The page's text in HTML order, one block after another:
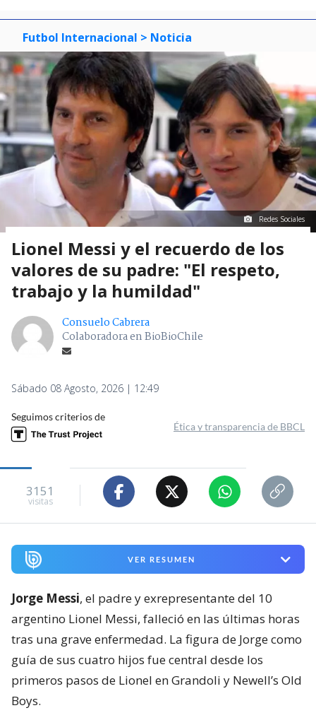
Futbol Internacional > Noticia
Redes Sociales
Lionel Messi y el recuerdo de los
valores de su padre: "El respeto,
trabajo y la humildad"
Consuelo Cabrera
Colaboradora en BioBioChile
Sábado 08 Agosto, 2026 | 12:49
Seguimos criterios de
Ética y transparencia de BBCL
3151
visitas
VER RESUMEN
Jorge Messi, el padre y exrepresentante del 10
argentino Lionel Messi, falleció en las últimas horas
tras una grave enfermedad. La figura de Jorge como
guía de sus cuatro hijos fue central desde los
primeros pasos de Lionel en Grandoli y Newell’s Old
Boys.